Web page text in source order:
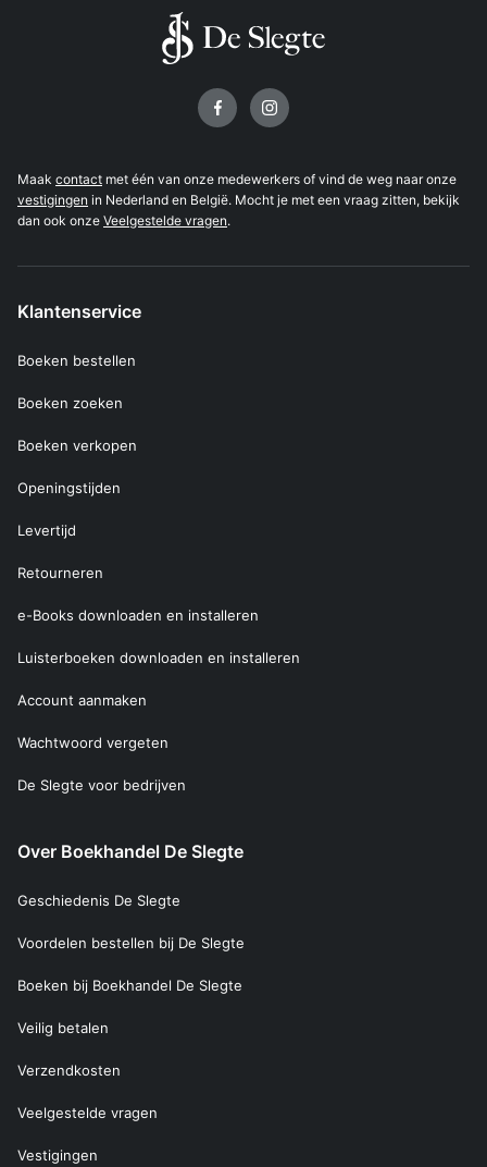
Maak contact met één van onze medewerkers of vind de weg naar onze
vestigingen in Nederland en België. Mocht je met een vraag zitten, bekijk
dan ook onze Veelgestelde vragen.
Klantenservice
Boeken bestellen
Boeken zoeken
Boeken verkopen
Openingstijden
Levertijd
Retourneren
e-Books downloaden en installeren
Luisterboeken downloaden en installeren
Account aanmaken
Wachtwoord vergeten
De Slegte voor bedrijven
Over Boekhandel De Slegte
Geschiedenis De Slegte
Voordelen bestellen bij De Slegte
Boeken bij Boekhandel De Slegte
Veilig betalen
Verzendkosten
Veelgestelde vragen
Vestigingen